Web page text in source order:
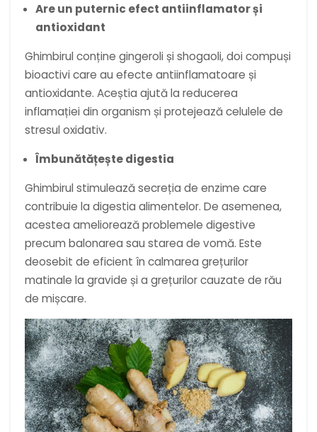
Are un puternic efect antiinflamator și
antioxidant
Ghimbirul conține gingeroli și shogaoli, doi compuși
bioactivi care au efecte antiinflamatoare și
antioxidante. Aceștia ajută la reducerea
inflamației din organism și protejează celulele de
stresul oxidativ.
Îmbunătățește digestia
Ghimbirul stimulează secreția de enzime care
contribuie la digestia alimentelor. De asemenea,
acestea ameliorează problemele digestive
precum balonarea sau starea de vomă. Este
deosebit de eficient în calmarea grețurilor
matinale la gravide și a grețurilor cauzate de rău
de mișcare.